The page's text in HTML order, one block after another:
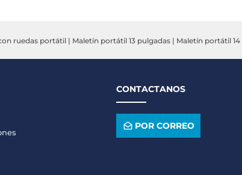
ruedas portátil | Maletín portátil 13 pulgadas | Maletín portátil
CONTACTANOS
POR CORREO